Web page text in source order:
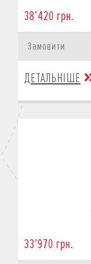
38’420 грн.
Замовити
ДЕТАЛЬНІШЕ
33’970 грн.